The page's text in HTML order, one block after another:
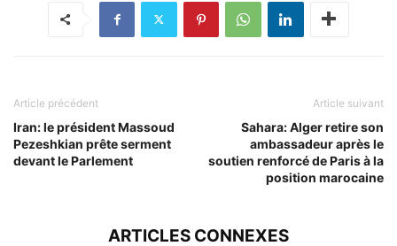
Article précédent
Iran: le président Massoud
Pezeshkian prête serment
devant le Parlement
Article suivant
Sahara: Alger retire son
ambassadeur après le
soutien renforcé de Paris à la
position marocaine
ARTICLES CONNEXES